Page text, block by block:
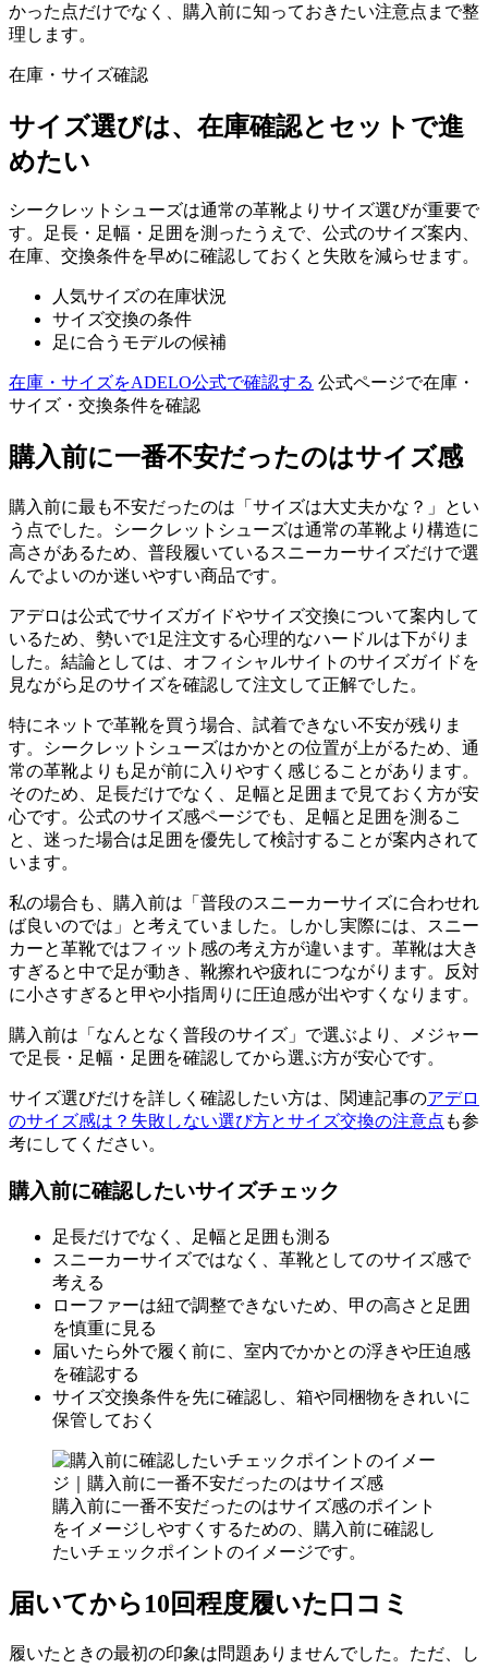
かった点だけでなく、購入前に知っておきたい注意点まで整
理します。
在庫・サイズ確認
サイズ選びは、在庫確認とセットで進
めたい
シークレットシューズは通常の革靴よりサイズ選びが重要で
す。足長・足幅・足囲を測ったうえで、公式のサイズ案内、
在庫、交換条件を早めに確認しておくと失敗を減らせます。
人気サイズの在庫状況
サイズ交換の条件
足に合うモデルの候補
在庫・サイズをADELO公式で確認する 公式ページで在庫・
サイズ・交換条件を確認
購入前に一番不安だったのはサイズ感
購入前に最も不安だったのは「サイズは大丈夫かな？」とい
う点でした。シークレットシューズは通常の革靴より構造に
高さがあるため、普段履いているスニーカーサイズだけで選
んでよいのか迷いやすい商品です。
アデロは公式でサイズガイドやサイズ交換について案内して
いるため、勢いで1足注文する心理的なハードルは下がりま
した。結論としては、オフィシャルサイトのサイズガイドを
見ながら足のサイズを確認して注文して正解でした。
特にネットで革靴を買う場合、試着できない不安が残りま
す。シークレットシューズはかかとの位置が上がるため、通
常の革靴よりも足が前に入りやすく感じることがあります。
そのため、足長だけでなく、足幅と足囲まで見ておく方が安
心です。公式のサイズ感ページでも、足幅と足囲を測るこ
と、迷った場合は足囲を優先して検討することが案内されて
います。
私の場合も、購入前は「普段のスニーカーサイズに合わせれ
ば良いのでは」と考えていました。しかし実際には、スニー
カーと革靴ではフィット感の考え方が違います。革靴は大き
すぎると中で足が動き、靴擦れや疲れにつながります。反対
に小さすぎると甲や小指周りに圧迫感が出やすくなります。
購入前は「なんとなく普段のサイズ」で選ぶより、メジャー
で足長・足幅・足囲を確認してから選ぶ方が安心です。
サイズ選びだけを詳しく確認したい方は、関連記事のアデロ
のサイズ感は？失敗しない選び方とサイズ交換の注意点 も参
考にしてください。
購入前に確認したいサイズチェック
足長だけでなく、足幅と足囲も測る
スニーカーサイズではなく、革靴としてのサイズ感で
考える
ローファーは紐で調整できないため、甲の高さと足囲
を慎重に見る
届いたら外で履く前に、室内でかかとの浮きや圧迫感
を確認する
サイズ交換条件を先に確認し、箱や同梱物をきれいに
保管しておく
購入前に一番不安だったのはサイズ感のポイント
をイメージしやすくするための、購入前に確認し
たいチェックポイントのイメージです。
届いてから10回程度履いた口コミ
履いたときの最初の印象は問題ありませんでした。ただ、し